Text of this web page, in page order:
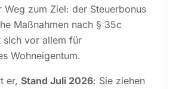
zum Ziel: der Steuerbonus
Maßnahmen nach § 35c
sich vor allem für
Wohneigentum.
er, Stand Juli 2026: Sie ziehen